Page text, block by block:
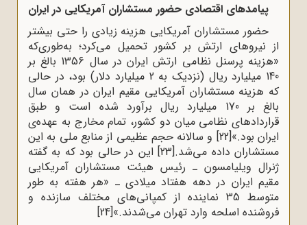
پیامدهای اقتصادی حضور مستشاران آمریکایی در ایران
حضور مستشاران آمریکایی هزینه زیادی را حتی بیشتر
از نیروهای ارتش بر کشور تحمیل می‌کرد؛ به‌طوری‌که
«هزینه پرسنل نظامی ارتش ایران در سال 1356 بالغ ‌بر
140 میلیارد ریال (نزدیک به 2 میلیارد دلار) بود، در حالی
‌که هزینه مستشاران آمریکایی مقیم ایران در همان سال
بالغ ‌بر 170 میلیارد ریال برآورد شده است و طبق
قرارداد‌های نظامی میان دو کشور، تمام مخارج به عهده‌ی
ایران بود.»[22]
و سالانه حجم عظیمی از منابع ملی به این
مستشاران داده می‌شد.[23]
این در حالی بود که به گفته
ژنرال ویلیامسون ـ رئیس هیئت مستشاران آمریکایی
مقیم ایران در دهه هفتاد میلادی ـ «هر‌ هفته به طور
متوسط‌ 35‌ نماینده از کمپانی‌های مختلف سازنده و
فروشنده اسلحه وارد تهران می‌شدند.»[24]